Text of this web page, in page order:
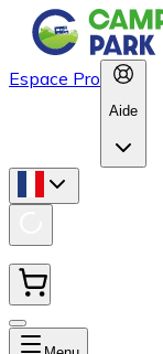
Espace Pro
Aide